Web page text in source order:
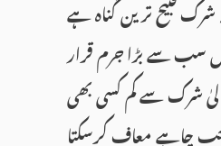
قبیح ترین گناہ ہے
سب سے بڑا جرم قرار
شرک سے کم کسی بھی
جب چاہے معاف کرسکتا